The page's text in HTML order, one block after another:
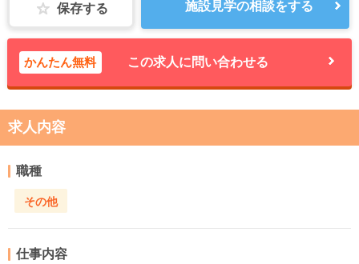
保存する 施設見学の相談をする
かんたん無料 この求人に問い合わせる
求人内容
職種
その他
仕事内容